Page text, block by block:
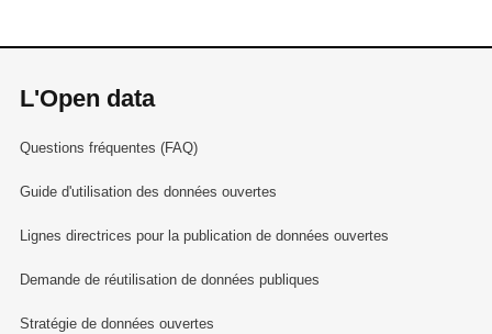
L'Open data
Questions fréquentes (FAQ)
Guide d'utilisation des données ouvertes
Lignes directrices pour la publication de données ouvertes
Demande de réutilisation de données publiques
Stratégie de données ouvertes